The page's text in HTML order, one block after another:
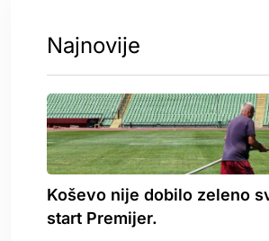
Najnovije
Koševo nije dobilo zeleno
start Premijer.